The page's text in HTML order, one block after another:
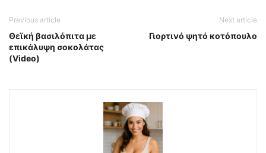
Previous article
Θεϊκή βασιλόπιτα με
επικάλυψη σοκολάτας
(Video)
Next article
Γιορτινό ψητό κοτόπουλο